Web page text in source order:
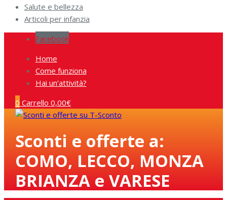
Salute e bellezza
Articoli per infanzia
Facebook
Home
Come funziona
Hai un’attività?
0 Carrello 0,00€
Sconti e offerte a:
COMO, LECCO, MONZA
BRIANZA e VARESE